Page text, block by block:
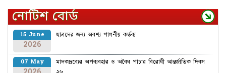
নোটিশ বোর্ড
15 June
2026
ছাত্রদের জন্য অবশ্য পালনীয় কর্তব্য
07 May
মাদকদ্রব্যের অপব্যবহার ও অবৈধ পাচার বিরোধী আন্তর্জাতিক দিবস